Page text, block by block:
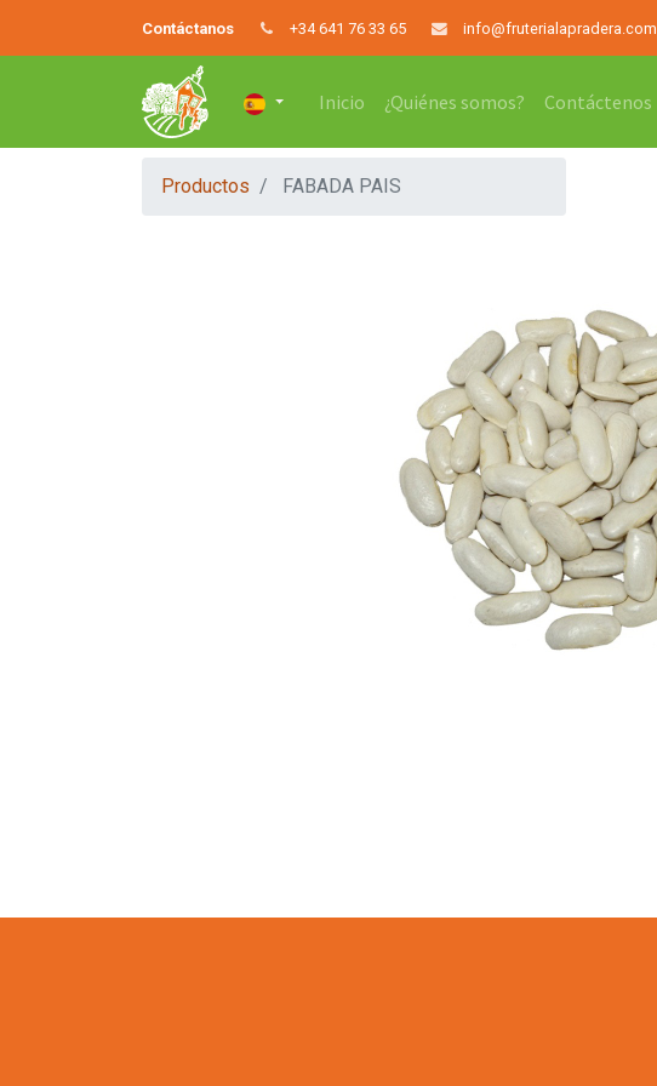
Contáctanos +34 641 76 33 65 info@fruterialapradera.com
Inicio ¿Quiénes somos? Contáctenos
Productos FABADA PAIS